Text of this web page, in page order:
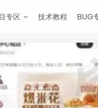
专区 技术教程 BUG